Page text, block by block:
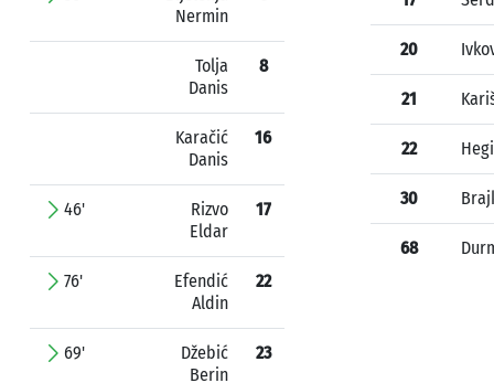
Nermin
Tolja
Danis
8
Karačić
Danis
16
46'
Rizvo
Eldar
17
76'
Efendić
Aldin
22
69'
Džebić
Berin
23
20
21
22
30
68